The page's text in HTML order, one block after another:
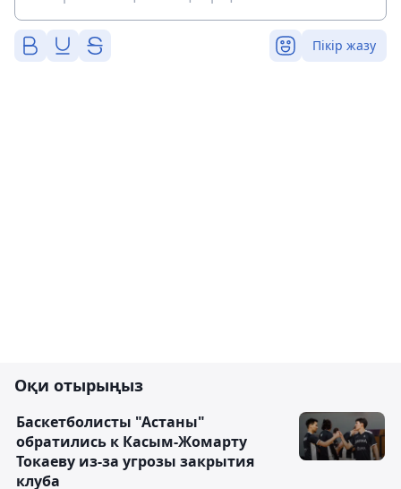
Пікір жазу
Оқи отырыңыз
Баскетболисты "Астаны"
обратились к Касым-Жомарту
Токаеву из-за угрозы закрытия
клуба